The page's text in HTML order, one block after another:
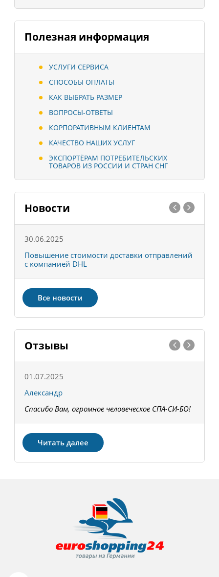
Полезная информация
УСЛУГИ СЕРВИСА
СПОСОБЫ ОПЛАТЫ
КАК ВЫБРАТЬ РАЗМЕР
ВОПРОСЫ-ОТВЕТЫ
КОРПОРАТИВНЫМ КЛИЕНТАМ
КАЧЕСТВО НАШИХ УСЛУГ
ЭКСПОРТЁРАМ ПОТРЕБИТЕЛЬСКИХ
ТОВАРОВ ИЗ РОССИИ И СТРАН СНГ
Новости
30.06.2025
Повышение стоимости доставки отправлений
с компанией DHL
Все новости
Отзывы
01.07.2025
Александр
Спасибо Вам, огромное человеческое СПА-СИ-БО!
Читать далее